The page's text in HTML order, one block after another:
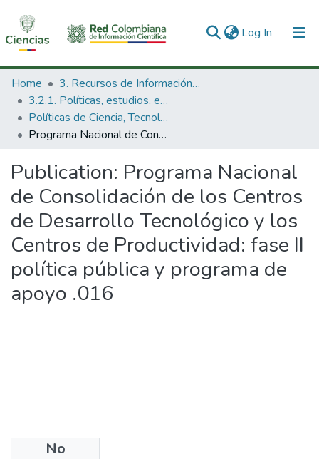
Log In (current)
Communities & Collections
All of DSpace
Statistics
Home
3. Recursos de Información Científica y Tecnológica
3.2.1. Políticas, estudios, evaluaciones e indicadores de CTeI
Políticas de Ciencia, Tecnología e Innovación
Programa Nacional de Consolidación de los Centros de Desarrollo Tecnológico y los Centros de Productividad: fase II política pública y programa de apoyo .016
Publication: Programa Nacional
de Consolidación de los Centros
de Desarrollo Tecnológico y los
Centros de Productividad: fase II
política pública y programa de
apoyo .016
No